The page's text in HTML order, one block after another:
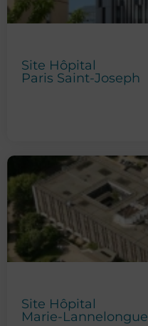
Site Hôpital
Paris Saint-Joseph
Site Hôpital
Marie-Lannelongue